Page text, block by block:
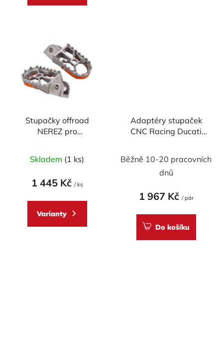
Stupačky offroad
NEREZ pro
Skladem (1 ks)
1 445 Kč / ks
Varianty
Adaptéry stupaček
CNC Racing Ducati
Běžně 10-20 pracovních
dnů
1 967 Kč / pár
Do košíku